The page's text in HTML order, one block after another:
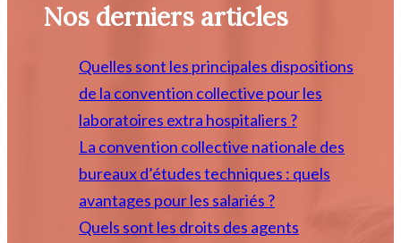
Nos derniers articles
Quelles sont les principales dispositions
de la convention collective pour les
laboratoires extra hospitaliers ?
La convention collective nationale des
bureaux d’études techniques : quels
avantages pour les salariés ?
Quels sont les droits des agents